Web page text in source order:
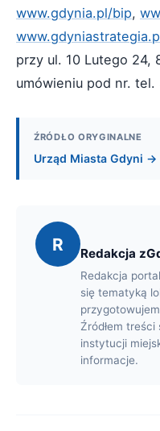
www.gdynia.pl/bip,
przy ul. 10 Lutego 24,
umówieniu pod nr.
ŹRÓDŁO ORYGINALNE
Urząd Miasta Gdyni →
R Redakcja
Redakcja
się tematyką
Źródłem
instytucji
informacje.